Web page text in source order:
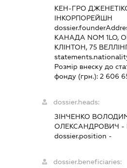
КЕН-ГРО
ІНКОРПОРЕЙШН
КАНАДА NOM 1LO,
КЛІНТОН, 75
Розмір внеску до
фонду (грн.):2 606
dossier.heads:
ЗІНЧЕНКО
ОЛЕКСАНДРОВИЧ -
dossier.position -
dossier.beneficiaries: